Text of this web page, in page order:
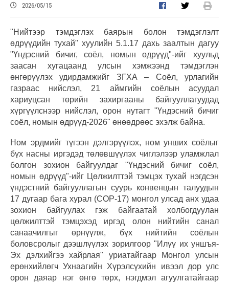
2026/05/15
"Нийтээр тэмдэглэх баярын болон тэмдэглэлт
өдрүүдийн тухай" хуулийн 5.1.17 дахь заалтын дагуу
"Үндэсний бичиг, соёл, номын өдрүүд"-ийг хуульд
заасан хугацаанд улсын хэмжээнд тэмдэглэн
өнгөрүүлэх удирдамжийг ЗГХА – Соёл, урлагийн
газраас нийслэл, 21 аймгийн соёлын асуудал
хариуцсан төрийн захиргааны байгууллагуудад
хүргүүлснээр нийслэл, орон нутагт "Үндэсний бичиг
соёл, номын өдрүүд-2026" өнөөдрөөс эхэлж байна.
Ном эрдмийг түгээн дэлгэрүүлэх, ном унших соёлыг
бүх насны иргэдэд төлөвшүүлэх чиглэлээр уламжлал
болгон зохион байгуулдаг "Үндэсний бичиг соёл,
номын өдрүүд"-ийг Цөлжилттэй тэмцэх тухай нэгдсэн
үндэстний байгууллагын суурь конвенцын талуудын
17 дугаар бага хурал (СОР-17) монгол улсад анх удаа
зохион байгуулах гэж байгаатай холбогдуулан
цөлжилттэй тэмцэхэд иргэд олон нийтийн санал
санаачилгыг өрнүүлж, бүх нийтийн соёлын
боловсролыг дээшлүүлэх зорилгоор "Илүү их уншъя-
Эх дэлхийгээ хайрлая" уриатайгаар Монгол улсын
ерөнхийлөгч Ухнаагийн Хүрэлсүхийн ивээл дор улс
орон даяар нэг өнгө төрх, нэгдмэл агуулгатайгаар